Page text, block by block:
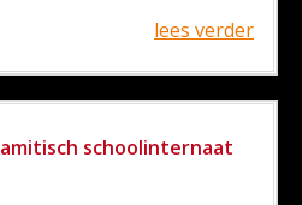
lees verder
schoolinternaat